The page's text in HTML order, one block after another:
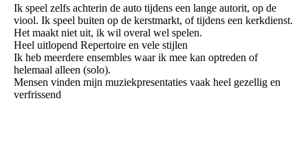
Ik speel zelfs achterin de auto tijdens een lange autorit, op de
viool. Ik speel buiten op de kerstmarkt, of tijdens een kerkdienst.
Het maakt niet uit, ik wil overal wel spelen.
Heel uitlopend Repertoire en vele stijlen
Ik heb meerdere ensembles waar ik mee kan optreden of
helemaal alleen (solo).
Mensen vinden mijn muziekpresentaties vaak heel gezellig en
verfrissend